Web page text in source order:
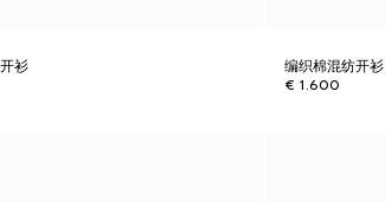
衫
编织棉混纺开衫
€ 1.600